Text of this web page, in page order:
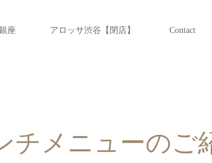
座 アロッサ渋谷【閉店】 Contact
チメニューのご